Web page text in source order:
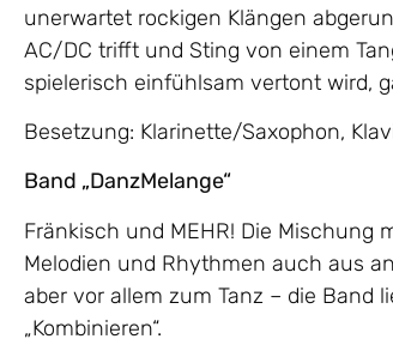
unerwartet rockigen Klängen
AC/DC trifft und Sting von einem
spielerisch einfühlsam vertont wird,
Besetzung: Klarinette/Saxophon,
Band „DanzMelange“
Fränkisch und MEHR! Die Mischung
Melodien und Rhythmen auch aus
aber vor allem zum Tanz – die Band
„Kombinieren“.